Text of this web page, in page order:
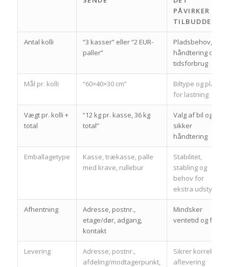
PÅVIRKER
TILBUDDET
Antal kolli
“3 kasser” eller “2 EUR-
paller”
Pladsbehov,
håndtering og
tidsforbrug
Mål pr. kolli “60×40×30 cm”
Biltype og plan
for lastning
Vægt pr. kolli +
total
“12 kg pr. kasse, 36 kg
total”
Valg af bil og
sikker
håndtering
Emballagetype
Kasse, trækasse, palle
med krave, rullebur
Stabilitet,
stabling og
behov for
ekstra udstyr
Afhentning
Adresse, postnr.,
etage/dør, adgang,
kontakt
Mindsker
ventetid og fejl
Levering
Adresse, postnr.,
afdeling/modtagerpunkt,
Sikrer korrekt
aflevering